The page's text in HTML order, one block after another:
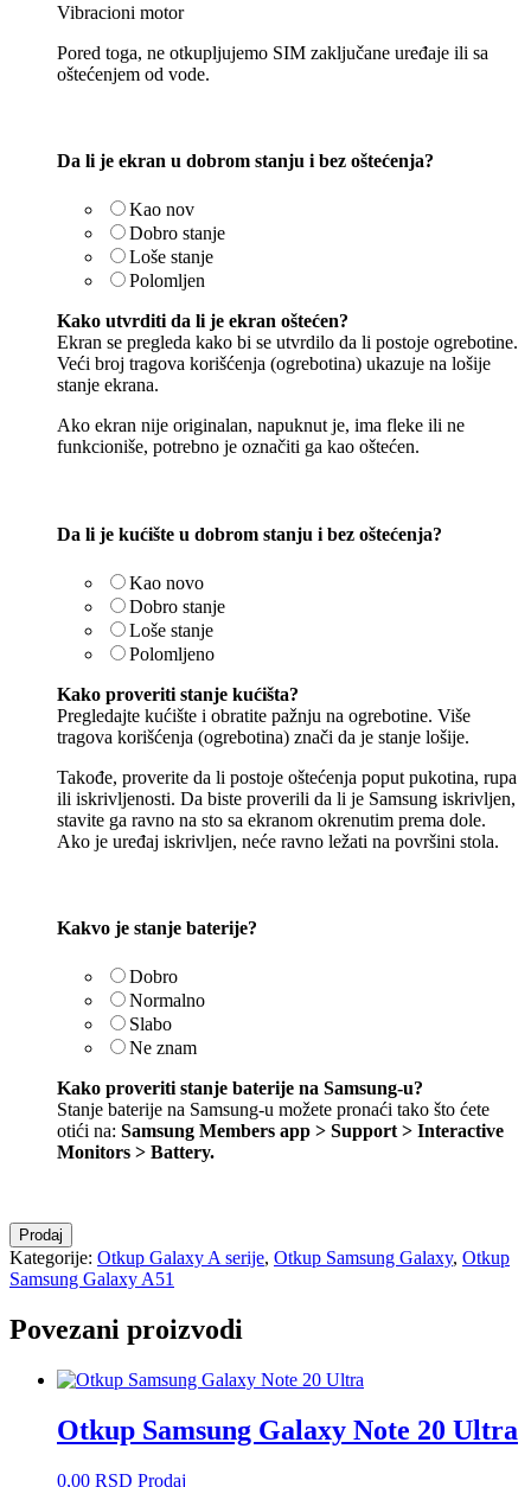
Vibracioni motor
Pored toga, ne otkupljujemo SIM zaključane uređaje ili sa
oštećenjem od vode.
Da li je ekran u dobrom stanju i bez oštećenja?
Kao nov
Dobro stanje
Loše stanje
Polomljen
Kako utvrditi da li je ekran oštećen?
Ekran se pregleda kako bi se utvrdilo da li postoje ogrebotine.
Veći broj tragova korišćenja (ogrebotina) ukazuje na lošije
stanje ekrana.
Ako ekran nije originalan, napuknut je, ima fleke ili ne
funkcioniše, potrebno je označiti ga kao oštećen.
Da li je kućište u dobrom stanju i bez oštećenja?
Kao novo
Dobro stanje
Loše stanje
Polomljeno
Kako proveriti stanje kućišta?
Pregledajte kućište i obratite pažnju na ogrebotine. Više
tragova korišćenja (ogrebotina) znači da je stanje lošije.
Takođe, proverite da li postoje oštećenja poput pukotina, rupa
ili iskrivljenosti. Da biste proverili da li je Samsung iskrivljen,
stavite ga ravno na sto sa ekranom okrenutim prema dole.
Ako je uređaj iskrivljen, neće ravno ležati na površini stola.
Kakvo je stanje baterije?
Dobro
Normalno
Slabo
Ne znam
Kako proveriti stanje baterije na Samsung-u?
Stanje baterije na Samsung-u možete pronaći tako što ćete
otići na: Samsung Members app > Support > Interactive
Monitors > Battery.
Otkup
Samsung
Galaxy
količina
Prodaj
Kategorije: Otkup Galaxy A serije, Otkup Samsung Galaxy, Otkup
Samsung Galaxy A51
Povezani proizvodi
Otkup Samsung Galaxy Note 20 Ultra
0,00 RSD Prodaj